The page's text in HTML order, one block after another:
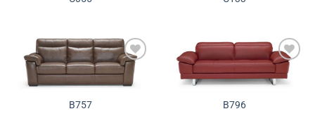
Додади во
желботека
B757
Додади во
желботека
B796